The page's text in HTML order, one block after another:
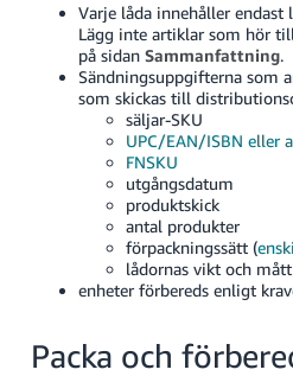
Varje låda innehåller
Lägg inte artiklar som hör
på sidan Sammanfattning.
Sändningsuppgifterna som
som skickas till
säljar-SKU
UPC/EAN/ISBN eller
FNSKU
utgångsdatum
produktskick
antal produkter
förpackningssätt (
lådornas vikt och mått
enheter förbereds enligt
Packa och